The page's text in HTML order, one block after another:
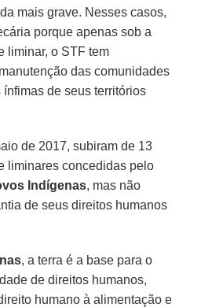
mais grave. Nesses casos,
porque apenas sob a
liminar, o STF tem
das comunidades
de seus territórios
de 2017, subiram de 13
liminares concedidas pelo
Indígenas, mas não
de seus direitos humanos
, a terra é a base para o
de direitos humanos,
humano à alimentação e